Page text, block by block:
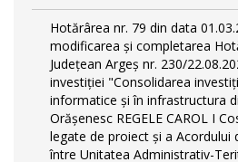
Hotărârea nr. 79 din data
modificarea și completarea
Județean Argeș nr. 230/
investiției "Consolidarea
informatice și în infrastructura
Orășenesc REGELE CAROL I
legate de proiect și a Acordului
între Unitatea Administrativ-